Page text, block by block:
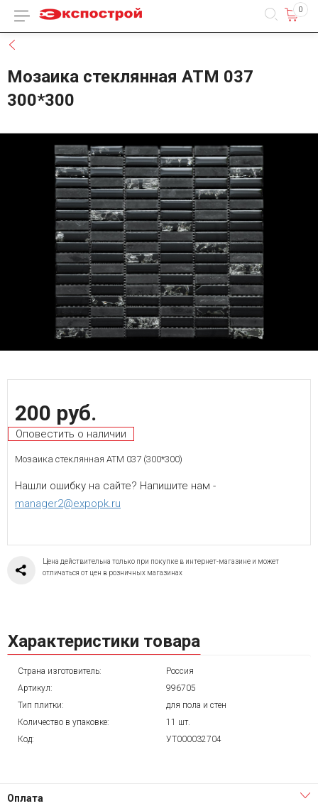
Каталог товаров 0
Мозаика стеклянная ATM 037
300*300
200 руб.
Оповестить о наличии
Мозаика стеклянная ATM 037 (300*300)
Нашли ошибку на сайте? Напишите нам -
manager2@expopk.ru
Цена действительна только при покупке в интернет-магазине и может
отличаться от цен в розничных магазинах
Характеристики товара
Страна изготовитель:
Россия
Артикул:
996705
Тип плитки:
для пола и стен
Количество в упаковке:
11 шт.
Код:
УТ000032704
Оплата